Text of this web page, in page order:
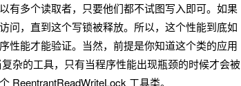
有多个读取者，只要他们都不试图写入即可。如果
问，直到这个写锁被释放。所以，这个性能到底如
性能才能验证。当然，前提是你知道这个类的应用
杂的工具，只有当程序性能出现瓶颈的时候才会被
ReentrantReadWriteLock 工具类。